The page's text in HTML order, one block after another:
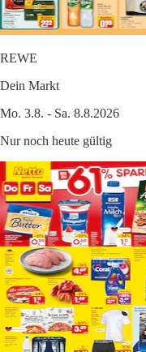
REWE
Dein Markt
Mo. 3.8. - Sa. 8.8.2026
Nur noch heute gültig